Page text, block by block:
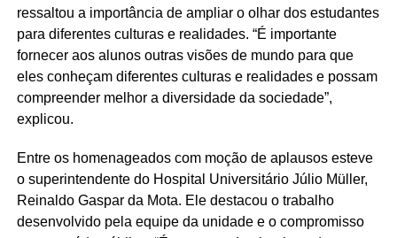
ressaltou a importância de ampliar o olhar dos estudantes
para diferentes culturas e realidades. “É importante
fornecer aos alunos outras visões de mundo para que
eles conheçam diferentes culturas e realidades e possam
compreender melhor a diversidade da sociedade”,
explicou.
Entre os homenageados com moção de aplausos esteve
o superintendente do Hospital Universitário Júlio Müller,
Reinaldo Gaspar da Mota. Ele destacou o trabalho
desenvolvido pela equipe da unidade e o compromisso